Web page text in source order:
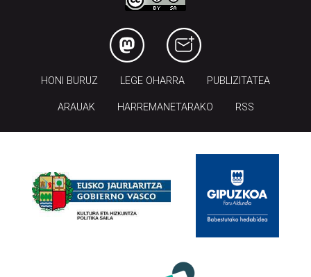
HONI BURUZ LEGE OHARRA PUBLIZITATEA
ARAUAK HARREMANETARAKO RSS